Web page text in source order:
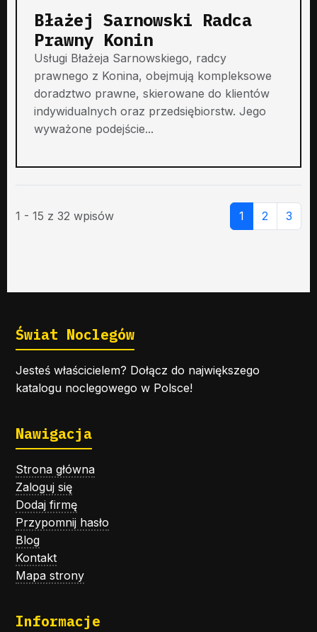
Błażej Sarnowski Radca
Prawny Konin
Usługi Błażeja Sarnowskiego, radcy
prawnego z Konina, obejmują kompleksowe
doradztwo prawne, skierowane do klientów
indywidualnych oraz przedsiębiorstw. Jego
wyważone podejście...
1 - 15 z 32 wpisów 1 2 3
Świat Noclegów
Jesteś właścicielem? Dołącz do największego
katalogu noclegowego w Polsce!
Nawigacja
Strona główna
Zaloguj się
Dodaj firmę
Przypomnij hasło
Blog
Kontakt
Mapa strony
Informacje